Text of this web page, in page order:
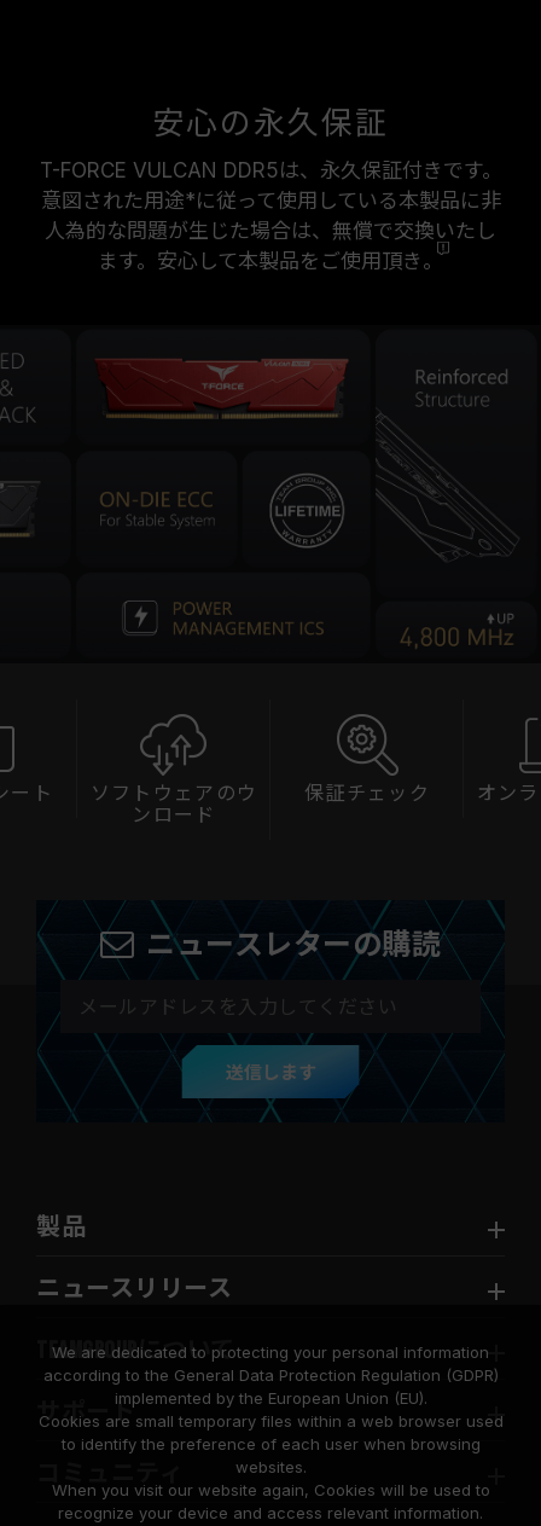
安心の永久保証
T-FORCE VULCAN DDR5は、永久保証付きです。
意図された用途*に従って使用している本製品に非
人為的な問題が生じた場合は、無償で交換いたし
ます。安心して本製品をご使用頂き 。
ソフトウェアのウ
ンロード
保証チェック
オンライン
ニュースレターの購読
送信します
製品
ニュースリリース
TEAMGROUPについて
サポート
We are dedicated to protecting your personal information
according to the General Data Protection Regulation (GDPR)
implemented by the European Union (EU).
Cookies are small temporary files within a web browser used
to identify the preference of each user when browsing
websites.
When you visit our website again, Cookies will be used to
recognize your device and access relevant information.